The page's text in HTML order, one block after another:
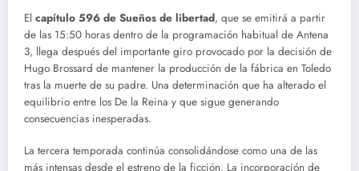
El capítulo 596 de Sueños de libertad, que se emitirá a partir
de las 15:50 horas dentro de la programación habitual de Antena
3, llega después del importante giro provocado por la decisión de
Hugo Brossard de mantener la producción de la fábrica en Toledo
tras la muerte de su padre. Una determinación que ha alterado el
equilibrio entre los De la Reina y que sigue generando
consecuencias inesperadas.
La tercera temporada continúa consolidándose como una de las
más intensas desde el estreno de la ficción. La incorporación de